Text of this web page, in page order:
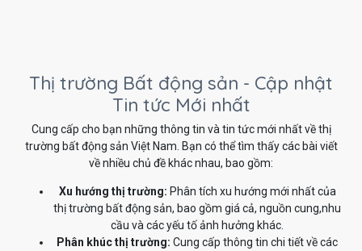
Thị trường Bất động sản - Cập nhật
Tin tức Mới nhất
Cung cấp cho bạn những thông tin và tin tức mới nhất về thị
trường bất động sản Việt Nam. Bạn có thể tìm thấy các bài viết
về nhiều chủ đề khác nhau, bao gồm:
Xu hướng thị trường: Phân tích xu hướng mới nhất của
thị trường bất động sản, bao gồm giá cả, nguồn cung,nhu
cầu và các yếu tố ảnh hưởng khác.
Phân khúc thị trường: Cung cấp thông tin chi tiết về các